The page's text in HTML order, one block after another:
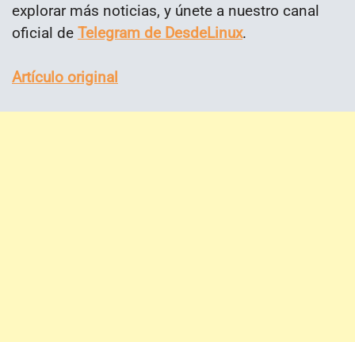
explorar más noticias, y únete a nuestro canal
oficial de Telegram de DesdeLinux.
Artículo original